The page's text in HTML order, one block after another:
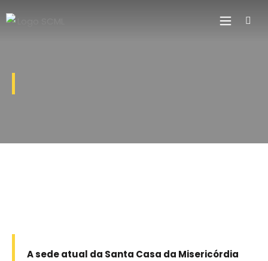
A sede atual da Santa Casa da Misericórdia